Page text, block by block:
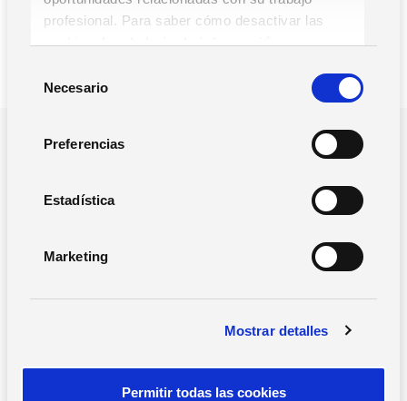
profesional. Para saber cómo desactivar las
cookies,Lea la hoja de información.
Necesario
Preferencias
Estadística
Marketing
Mostrar detalles
Permitir todas las cookies
¿POR QUE NOS TIENES QUE ELEGIR?
crecimiento de tu empresa
gestión y mejorar su productividad a través de soluciones
Contáctanos ahora